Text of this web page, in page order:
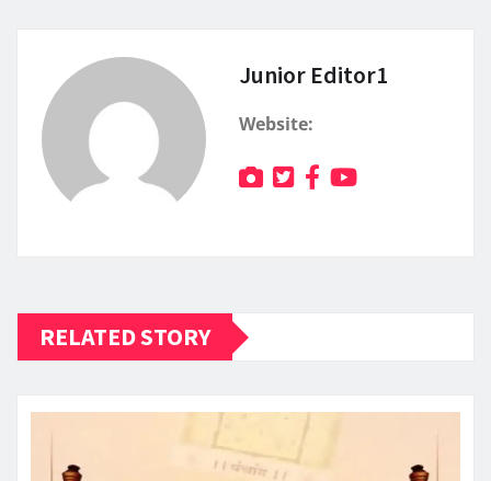
Junior Editor1
Website:
RELATED STORY